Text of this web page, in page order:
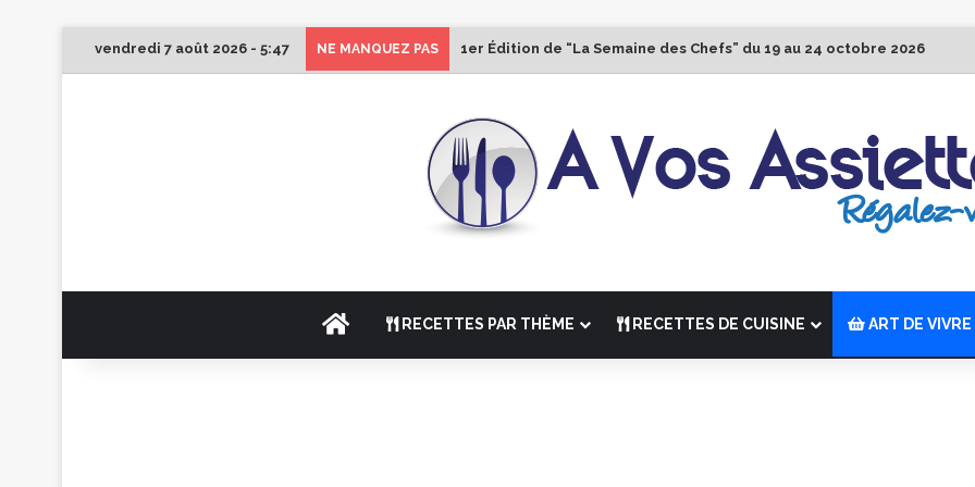
vendredi 7 août 2026 - 5:47 NE MANQUEZ PAS 1er Édition de “La Semaine des Chefs” du 19 au 24 octobre 2026
ACCUEILRECETTES PAR THÈME RECETTES DE CUISINE ART DE VIVRE